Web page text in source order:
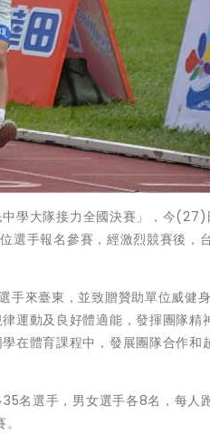
中學大隊接力全國決賽」，今(27)
選手報名參賽，經激烈競賽後，
手來臺東，並致贈贊助單位威健
運動及良好體適能，發揮團隊精
在體育課程中，發展團隊合作和
名選手，男女選手各8名，每人